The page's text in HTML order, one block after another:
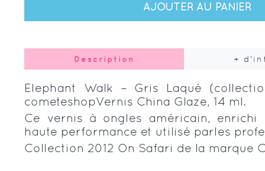
AJOUTER AU PANIER
Description +
Elephant Walk – Gris Laqué
cometeshopVernis China Glaze, 14 ml.
Ce vernis à ongles américain, enrichi
haute performance et utilisé parles
Collection 2012 On Safari de la marque